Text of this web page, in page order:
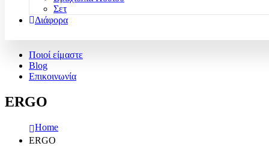
Σετ
Διάφορα
Ποιοί είμαστε
Blog
Επικοινωνία
ERGO
Home
ERGO